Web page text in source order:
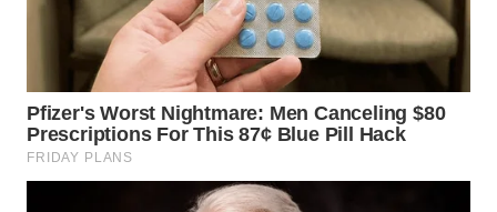
WN
WN
MALUKU